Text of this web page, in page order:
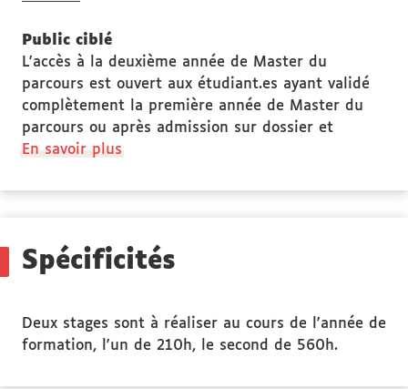
Public ciblé
L'accès à la deuxième année de Master du
parcours est ouvert aux étudiant.es ayant validé
complètement la première année de Master du
parcours ou après admission sur dossier et
En savoir plus
des
Spécificités
Deux stages sont à réaliser au cours de l'année de
formation, l'un de 210h, le second de 560h.